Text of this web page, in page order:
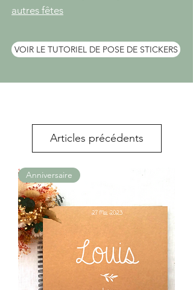
autres fêtes
VOIR LE TUTORIEL DE POSE DE STICKERS
Articles précédents
Anniversaire